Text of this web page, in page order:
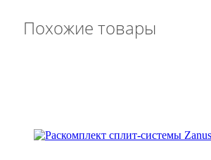
Похожие товары